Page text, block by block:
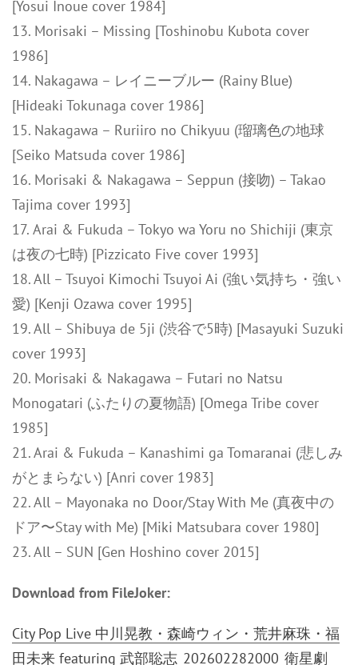
[Yosui Inoue cover 1984]
13. Morisaki – Missing [Toshinobu Kubota cover
1986]
14. Nakagawa – レイニーブルー (Rainy Blue)
[Hideaki Tokunaga cover 1986]
15. Nakagawa – Ruriiro no Chikyuu (瑠璃色の地球
[Seiko Matsuda cover 1986]
16. Morisaki & Nakagawa – Seppun (接吻) – Takao
Tajima cover 1993]
17. Arai & Fukuda – Tokyo wa Yoru no Shichiji (東京
は夜の七時) [Pizzicato Five cover 1993]
18. All – Tsuyoi Kimochi Tsuyoi Ai (強い気持ち・強い
愛) [Kenji Ozawa cover 1995]
19. All – Shibuya de 5ji (渋谷で5時) [Masayuki Suzuki
cover 1993]
20. Morisaki & Nakagawa – Futari no Natsu
Monogatari (ふたりの夏物語) [Omega Tribe cover
1985]
21. Arai & Fukuda – Kanashimi ga Tomaranai (悲しみ
がとまらない) [Anri cover 1983]
22. All – Mayonaka no Door/Stay With Me (真夜中の
ドア〜Stay with Me) [Miki Matsubara cover 1980]
23. All – SUN [Gen Hoshino cover 2015]
Download from FileJoker:
City Pop Live 中川晃教・森崎ウィン・荒井麻珠・福
田未来 featuring 武部聡志_202602282000_衛星劇